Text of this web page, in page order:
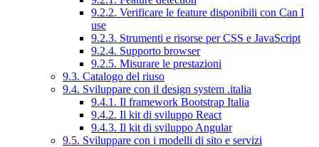
9.2.2. Verificare le feature disponibili con Can I
use
9.2.3. Strumenti e risorse per CSS e JavaScript
9.2.4. Supporto browser
9.2.5. Misurare le prestazioni
9.3. Catalogo del riuso
9.4. Sviluppare con il design system .italia
9.4.1. Il framework Bootstrap Italia
9.4.2. Il kit di sviluppo React
9.4.3. Il kit di sviluppo Angular
9.5. Sviluppare con i modelli di sito e servizi